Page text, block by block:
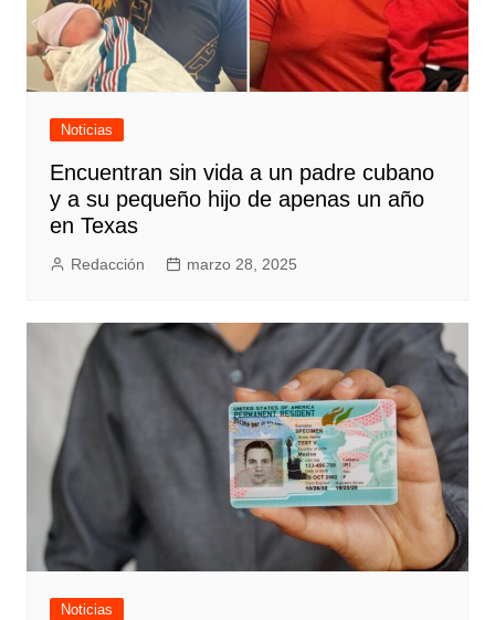
Noticias
Encuentran sin vida a un padre cubano
y a su pequeño hijo de apenas un año
en Texas
Redacción marzo 28, 2025
Noticias